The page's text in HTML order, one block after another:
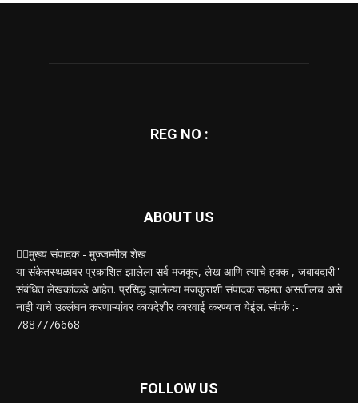
REG NO :
ABOUT US
✍🏻मुख्य संपादक - मुज्जम्मील शेख
या संकेतस्थळावर प्रकाशित झालेला सर्व मजकूर, लेख आणि त्याचे हक्क , जबाबदारी''
संबंधित लेखकांकडे आहेत. प्रसिद्ध झालेल्या मजकुराशी संपादक सहमत असतीलच असे
नाही याचे उल्लंघन करणाऱ्यांवर कायदेशीर कारवाई करण्यात येईल. संपर्क :-
7887776668
FOLLOW US